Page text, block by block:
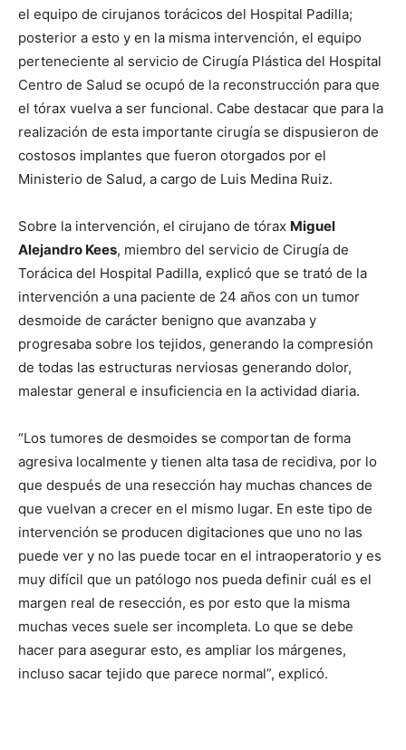
el equipo de cirujanos torácicos del Hospital Padilla;
posterior a esto y en la misma intervención, el equipo
perteneciente al servicio de Cirugía Plástica del Hospital
Centro de Salud se ocupó de la reconstrucción para que
el tórax vuelva a ser funcional. Cabe destacar que para la
realización de esta importante cirugía se dispusieron de
costosos implantes que fueron otorgados por el
Ministerio de Salud, a cargo de Luis Medina Ruiz.
Sobre la intervención, el cirujano de tórax Miguel
Alejandro Kees, miembro del servicio de Cirugía de
Torácica del Hospital Padilla, explicó que se trató de la
intervención a una paciente de 24 años con un tumor
desmoide de carácter benigno que avanzaba y
progresaba sobre los tejidos, generando la compresión
de todas las estructuras nerviosas generando dolor,
malestar general e insuficiencia en la actividad diaria.
“Los tumores de desmoides se comportan de forma
agresiva localmente y tienen alta tasa de recidiva, por lo
que después de una resección hay muchas chances de
que vuelvan a crecer en el mismo lugar. En este tipo de
intervención se producen digitaciones que uno no las
puede ver y no las puede tocar en el intraoperatorio y es
muy difícil que un patólogo nos pueda definir cuál es el
margen real de resección, es por esto que la misma
muchas veces suele ser incompleta. Lo que se debe
hacer para asegurar esto, es ampliar los márgenes,
incluso sacar tejido que parece normal”, explicó.